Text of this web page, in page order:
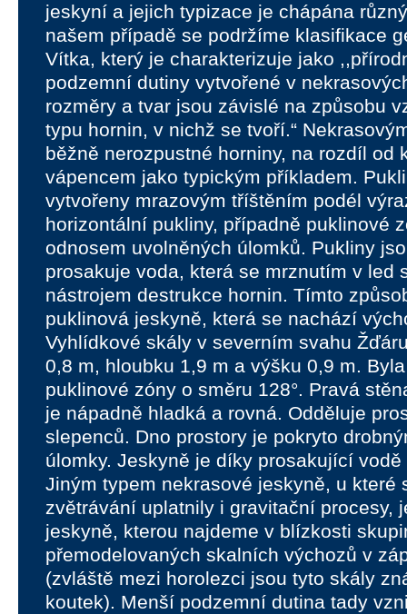
jeskyní a jejich typizace je chápána
našem případě se podržíme klasifikace
Vítka, který je charakterizuje jako
podzemní dutiny vytvořené v
rozměry a tvar jsou závislé na způsobu
typu hornin, v nichž se tvoří.“
běžně nerozpustné horniny, na rozdíl od
vápencem jako typickým příkladem.
vytvořeny mrazovým tříštěním podél
horizontální pukliny, případně puklinové
odnosem uvolněných úlomků. Pukliny
prosakuje voda, která se mrznutím v led
nástrojem destrukce hornin. Tímto
puklinová jeskyně, která se nachází
Vyhlídkové skály v severním svahu
0,8 m, hloubku 1,9 m a výšku 0,9 m.
puklinové zóny o směru 128°. Pravá
je nápadně hladká a rovná. Odděluje
slepenců. Dno prostory je pokryto
úlomky. Jeskyně je díky prosakující
Jiným typem nekrasové jeskyně, u které
zvětrávání uplatnily i gravitační procesy,
jeskyně, kterou najdeme v blízkosti
přemodelovaných skalních výchozů v
(zvláště mezi horolezci jsou tyto skály
koutek). Menší podzemní dutina tady